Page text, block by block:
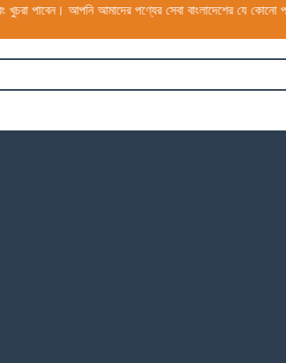
আমাদের পণ্যের সেবা বাংলাদেশের যে কোনো প্রান্ত